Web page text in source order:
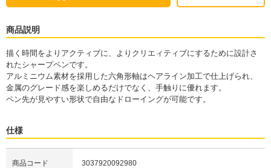
商品説明
描く時間をよりアクティブに、よりクリエィティブにするために設計さ
れたシャープペンです。
アルミニウム素材を採用した六角形軸はヘアライン加工で仕上げられ、
金属のグレード感を楽しめるだけでなく、手触りに優れます。
ペン先が見やすい形状で自由なドローイングが可能です。
仕様
商品コード 3037920092980